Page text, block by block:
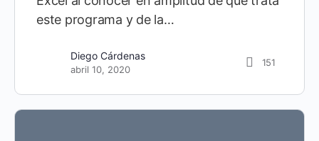
septiembre 10, 2021
este programa y de la…
Diego Cárdenas
abril 10, 2020
151